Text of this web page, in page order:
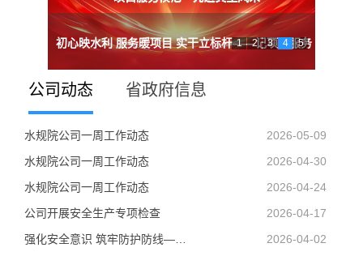
喜报！公司中新年第一标
以技术为笔，以担当为墨，绘就青春奋斗底色——
记先进青年典型王杰
领团队共奋进 以实干践初心——记团队带动典型王
清清
初心映水利 服务暖项目 实干立标杆——记项目服务
模范典型刘洪
学先进 赶先进——公司第一党支部开展先进典型事
迹分享暨总结表彰大会
1 2 3 4 5
公司动态 省政府信息
2026-05-09
水规院公司一周工作动态
2026-04-30
水规院公司一周工作动态
2026-04-24
水规院公司一周工作动态
2026-04-17
公司开展安全生产专项检查
2026-04-02